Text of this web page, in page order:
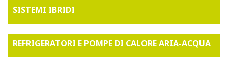
SISTEMI IBRIDI
REFRIGERATORI E POMPE DI CALORE ARIA-ACQUA